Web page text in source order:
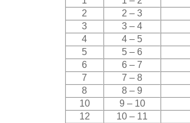
2
2 – 3
3
3 – 4
4
4 – 5
5
5 – 6
6
6 – 7
7
7 – 8
8
8 – 9
10
9 – 10
12
10 – 11